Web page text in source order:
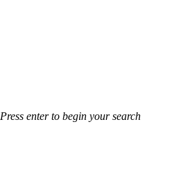
Press enter to begin your search